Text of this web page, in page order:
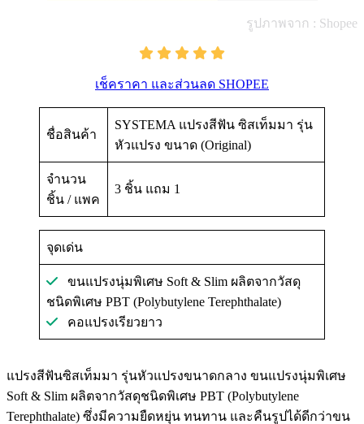
รูปภาพจาก : Shopee
เช็คราคา และส่วนลด SHOPEE
ชื่อสินค้า
SYSTEMA แปรงสีฟัน ซิสเท็มมา รุ่น
หัวแปรง ขนาด (Original)
จำนวน
ชิ้น / แพค
3 ชิ้น แถม 1
จุดเด่น
ขนแปรงนุ่มพิเศษ Soft & Slim ผลิตจากวัสดุ
ชนิดพิเศษ PBT (Polybutylene Terephthalate)
คอแปรงเรียวยาว
แปรงสีฟันซิสเท็มมา รุ่นหัวแปรงขนาดกลาง ขนแปรงนุ่มพิเศษ
Soft & Slim ผลิตจากวัสดุชนิดพิเศษ PBT (Polybutylene
Terephthalate) ซึ่งมีความยืดหยุ่น ทนทาน และคืนรูปได้ดีกว่าขน